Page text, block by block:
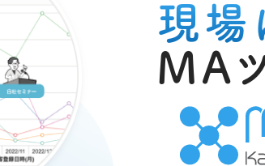
現場
MA